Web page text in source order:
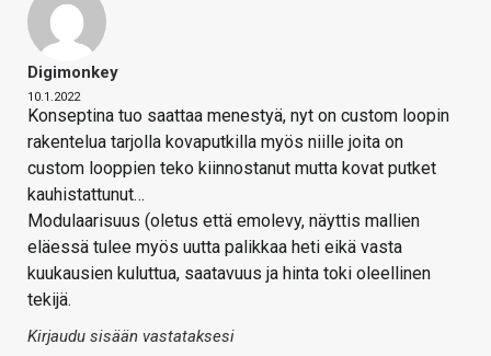
Digimonkey
10.1.2022
Konseptina tuo saattaa menestyä, nyt on custom loopin
rakentelua tarjolla kovaputkilla myös niille joita on
custom looppien teko kiinnostanut mutta kovat putket
kauhistattunut…
Modulaarisuus (oletus että emolevy, näyttis mallien
eläessä tulee myös uutta palikkaa heti eikä vasta
kuukausien kuluttua, saatavuus ja hinta toki oleellinen
tekijä.
Kirjaudu sisään vastataksesi